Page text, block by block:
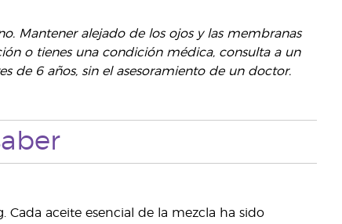
Mantener alejado de los ojos y las membranas
o tienes una condición médica, consulta a un
de 6 años, sin el asesoramiento de un doctor.
Cada aceite esencial de la mezcla ha sido